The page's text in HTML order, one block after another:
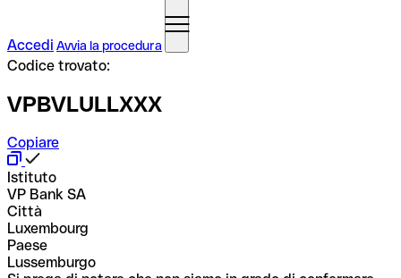
Accedi Avvia la procedura
Codice trovato:
VPBVLULLXXX
Copiare
Istituto
VP Bank SA
Città
Luxembourg
Paese
Lussemburgo